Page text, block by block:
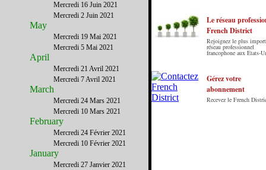
Le French District est le premier guide sur
internet en Français sur les Etats-Unis. Notre
principe : Le meilleur des Etats-Unis par ceux qui
Le réseau
French District
Rejoignez le plus
réseau professionnel
francophone aux Etats-
Gérez votre
abonnement
Recevez le French
Mercredi 16 Juin 2021
Mercredi 2 Juin 2021
May
Mercredi 19 Mai 2021
Mercredi 5 Mai 2021
April
Mercredi 21 Avril 2021
Mercredi 7 Avril 2021
March
Mercredi 24 Mars 2021
Mercredi 10 Mars 2021
February
Mercredi 24 Février 2021
Mercredi 10 Février 2021
January
Mercredi 27 Janvier 2021